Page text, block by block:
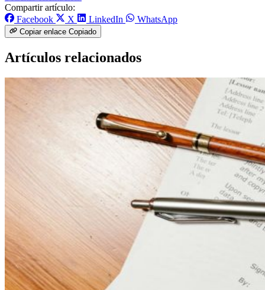
Compartir artículo:
Facebook
X LinkedIn WhatsApp
Copiar enlace Copiado
Artículos relacionados